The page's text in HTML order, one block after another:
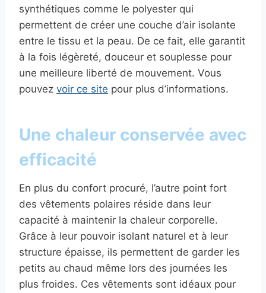
synthétiques comme le polyester qui
permettent de créer une couche d’air isolante
entre le tissu et la peau. De ce fait, elle garantit
à la fois légèreté, douceur et souplesse pour
une meilleure liberté de mouvement. Vous
pouvez voir ce site pour plus d’informations.
Une chaleur conservée avec
efficacité
En plus du confort procuré, l’autre point fort
des vêtements polaires réside dans leur
capacité à maintenir la chaleur corporelle.
Grâce à leur pouvoir isolant naturel et à leur
structure épaisse, ils permettent de garder les
petits au chaud même lors des journées les
plus froides. Ces vêtements sont idéaux pour